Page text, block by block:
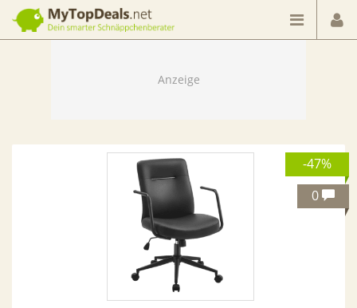
Dein smarter Schnäppchenberater
-47%
0